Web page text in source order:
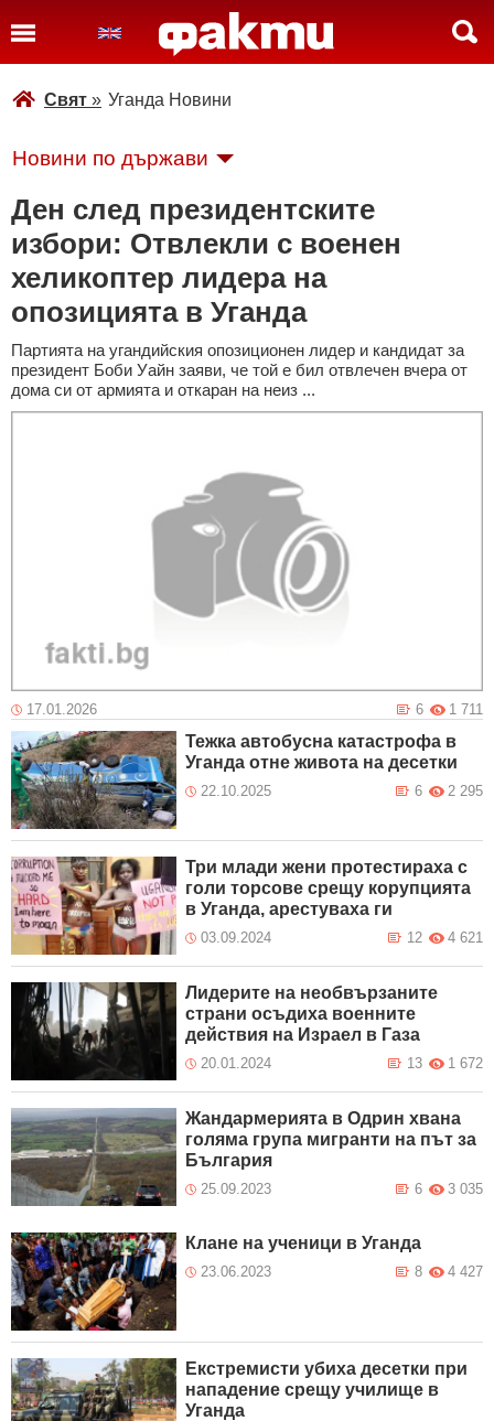
Свят » Уганда Новини
Новини по държави
Ден след президентските
избори: Отвлекли с военен
хеликоптер лидера на
опозицията в Уганда
Партията на угандийския опозиционен лидер и кандидат за
президент Боби Уайн заяви, че той е бил отвлечен вчера от
дома си от армията и откаран на неиз ...
17.01.2026 1 711
6
Тежка автобусна катастрофа в
Уганда отне живота на десетки
22.10.2025 2 295
6
Три млади жени протестираха с
голи торсове срещу корупцията
в Уганда, арестуваха ги
03.09.2024 4 621
12
Лидерите на необвързаните
страни осъдиха военните
действия на Израел в Газа
20.01.2024 1 672
13
Жандармерията в Одрин хвана
голяма група мигранти на път за
България
25.09.2023 3 035
6
Клане на ученици в Уганда
23.06.2023 4 427
8
Екстремисти убиха десетки при
нападение срещу училище в
Уганда